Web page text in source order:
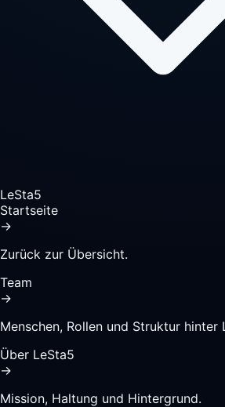
LeSta5
Startseite
→
Zurück zur Übersicht.
Team
→
Menschen, Rollen und Struktur hinter
Über LeSta5
→
Mission, Haltung und Hintergrund.